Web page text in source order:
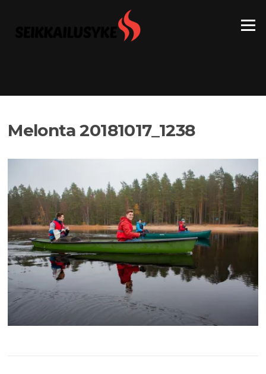
Valikko
Melonta 20181017_1238